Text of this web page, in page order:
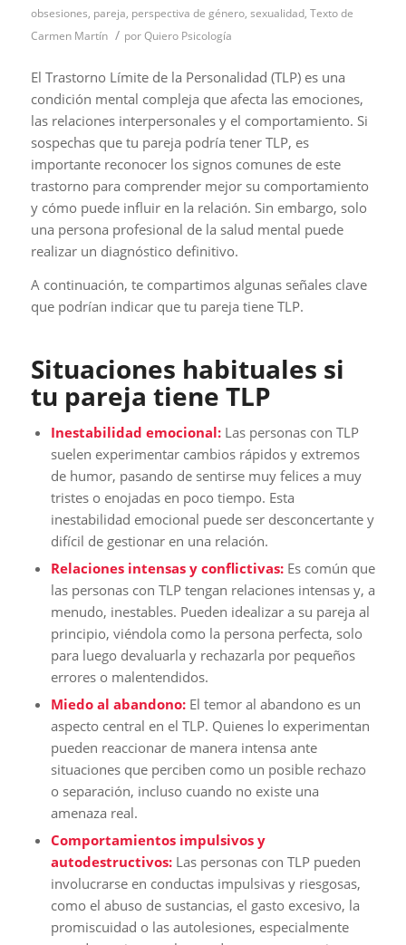
obsesiones, pareja, perspectiva de género, sexualidad, Texto de
Carmen Martín / porQuiero Psicología
El Trastorno Límite de la Personalidad (TLP) es una
condición mental compleja que afecta las emociones,
las relaciones interpersonales y el comportamiento. Si
sospechas que tu pareja podría tener TLP, es
importante reconocer los signos comunes de este
trastorno para comprender mejor su comportamiento
y cómo puede influir en la relación. Sin embargo, solo
una persona profesional de la salud mental puede
realizar un diagnóstico definitivo.
A continuación, te compartimos algunas señales clave
que podrían indicar que tu pareja tiene TLP.
Situaciones habituales si
tu pareja tiene TLP
Inestabilidad emocional: Las personas con TLP
suelen experimentar cambios rápidos y extremos
de humor, pasando de sentirse muy felices a muy
tristes o enojadas en poco tiempo. Esta
inestabilidad emocional puede ser desconcertante y
difícil de gestionar en una relación.
Relaciones intensas y conflictivas: Es común que
las personas con TLP tengan relaciones intensas y, a
menudo, inestables. Pueden idealizar a su pareja al
principio, viéndola como la persona perfecta, solo
para luego devaluarla y rechazarla por pequeños
errores o malentendidos.
Miedo al abandono: El temor al abandono es un
aspecto central en el TLP. Quienes lo experimentan
pueden reaccionar de manera intensa ante
situaciones que perciben como un posible rechazo
o separación, incluso cuando no existe una
amenaza real.
Comportamientos impulsivos y
autodestructivos: Las personas con TLP pueden
involucrarse en conductas impulsivas y riesgosas,
como el abuso de sustancias, el gasto excesivo, la
promiscuidad o las autolesiones, especialmente